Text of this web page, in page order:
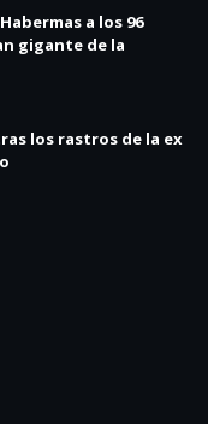
a los 96
gigante de la
los rastros de la ex